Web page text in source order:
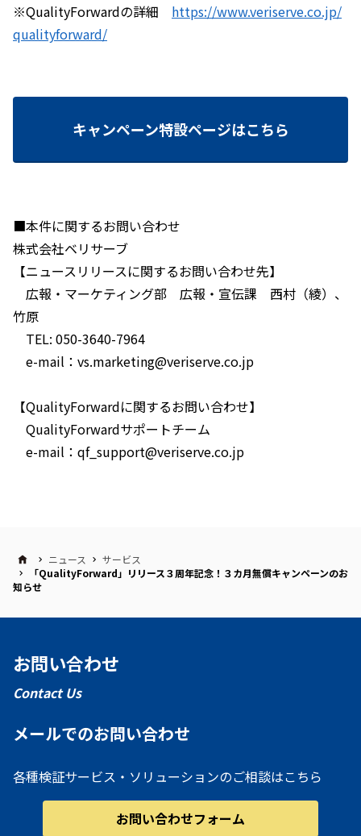
※QualityForwardの詳細 https://www.veriserve.co.jp/
qualityforward/
キャンペーン特設ページはこちら
■本件に関するお問い合わせ
株式会社ベリサーブ
【ニュースリリースに関するお問い合わせ先】
広報・マーケティング部 広報・宣伝課 西村（綾）、
竹原
TEL: 050-3640-7964
e-mail：vs.marketing@veriserve.co.jp
【QualityForwardに関するお問い合わせ】
QualityForwardサポートチーム
e-mail：qf_support@veriserve.co.jp
ニュース
サービス
「QualityForward」リリース３周年記念！３カ月無償キャンペーンのお
知らせ
お問い合わせ
Contact Us
メールでのお問い合わせ
各種検証サービス・ソリューションのご相談はこちら
お問い合わせフォーム